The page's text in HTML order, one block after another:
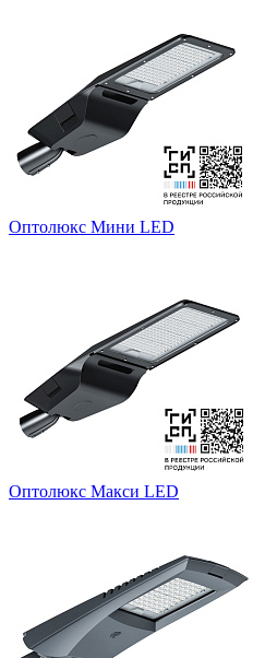
Оптолюкс Мини LED
Оптолюкс Макси LED